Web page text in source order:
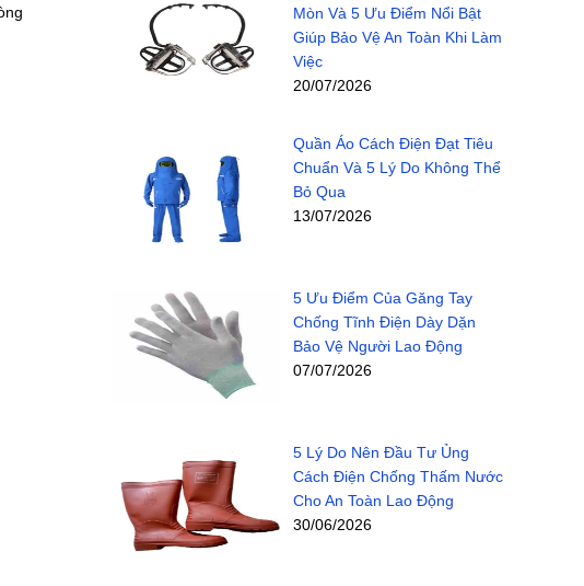
Mòn Và 5 Ưu Điểm Nổi Bật
Giúp Bảo Vệ An Toàn Khi Làm
Việc
20/07/2026
Quần Áo Cách Điện Đạt Tiêu
Chuẩn Và 5 Lý Do Không Thể
Bỏ Qua
13/07/2026
5 Ưu Điểm Của Găng Tay
Chống Tĩnh Điện Dày Dặn
Bảo Vệ Người Lao Động
07/07/2026
5 Lý Do Nên Đầu Tư Ủng
Cách Điện Chống Thấm Nước
Cho An Toàn Lao Động
30/06/2026